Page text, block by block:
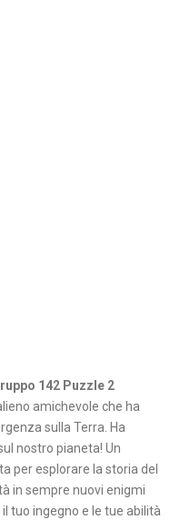
142 Puzzle 2
amichevole che ha
sulla Terra. Ha
nostro pianeta! Un
per esplorare la storia del
in sempre nuovi enigmi
tuo ingegno e le tue abilità